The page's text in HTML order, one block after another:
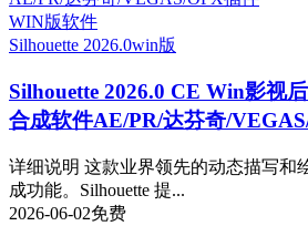
WIN版软件
Silhouette 2026.0win版
Silhouette 2026.0 CE Win影视
合成软件AE/PR/达芬奇/
详细说明 这款业界领先的动态描写和
成功能。Silhouette 提...
2026-06-02免费